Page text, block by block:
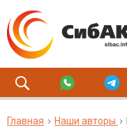
Главная Наши авторы